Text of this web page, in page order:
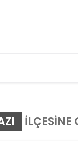
İLÇESİNE